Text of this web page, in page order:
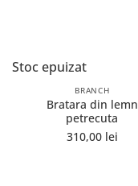
Stoc epuizat
BRANCH
Bratara din lemn
petrecuta
310,00 lei